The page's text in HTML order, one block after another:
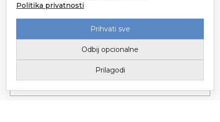
Politika privatnosti
Prihvati sve
Odbij opcionalne
Prilagodi